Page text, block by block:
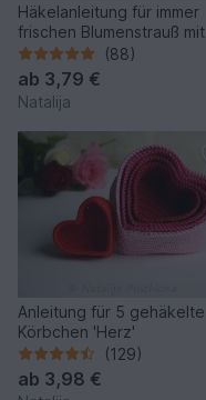
Häkelanleitung für immer
frischen Blumenstrauß mit
Tulpen
(88)
ab 3,79 €
Natalija
Anleitung für 5 gehäkelte
Körbchen 'Herz'
(129)
ab 3,98 €